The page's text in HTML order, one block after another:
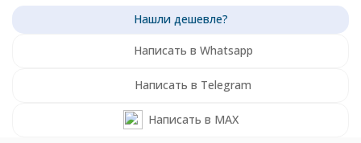
Написать в Whatsapp
Написать в Telegram
Написать в MAX